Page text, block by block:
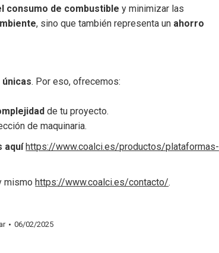
consumo de combustible y minimizar las
, sino que también representa un ahorro
. Por eso, ofrecemos:
de tu proyecto.
de maquinaria.
aquí https://www.coalci.es/productos/plataformas-
mismohttps://www.coalci.es/contacto/.
06/02/2025